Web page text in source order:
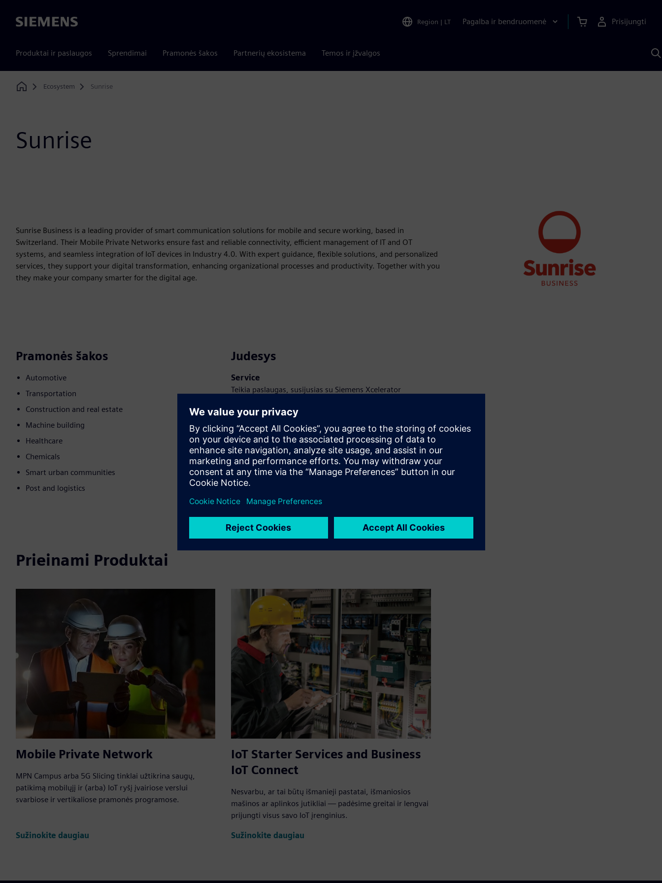
Siemens Region | LT Pagalba ir bendruomenė Prisijungti
Produktai ir paslaugos Sprendimai Pramonės šakos Partnerių ekosistema Temos ir įžvalgos
Home
Ecosystem Sunrise
Sunrise
Sunrise Business is a leading provider of smart communication solutions for mobile and secure working, based in
Switzerland. Their Mobile Private Networks ensure fast and reliable connectivity, efficient management of IT and OT
systems, and seamless integration of IoT devices in Industry 4.0. With expert guidance, flexible solutions, and personalized
services, they support your digital transformation, enhancing organizational processes and productivity. Together with you
they make your company smarter for the digital age.
Pramonės šakos
Automotive
Transportation
Construction and real estate
Machine building
Healthcare
Chemicals
Smart urban communities
Post and logistics
Judesys
Service
Teikia paslaugas, susijusias su Siemens Xcelerator
(-juos) įdiegti, integruoti, eksploatuoti ar palaikyti
Prieinami Produktai
Mobile Private Network
MPN Campus arba 5G Slicing tinklai užtikrina saugų,
patikimą mobilųjį ir (arba) IoT ryšį įvairiose verslui
svarbiose ir vertikaliose pramonės programose.
Sužinokite daugiau
IoT Starter Services and Business
IoT Connect
Nesvarbu, ar tai būtų išmanieji pastatai, išmaniosios
mašinos ar aplinkos jutikliai — padėsime greitai ir lengvai
prijungti visus savo IoT įrenginius.
Sužinokite daugiau